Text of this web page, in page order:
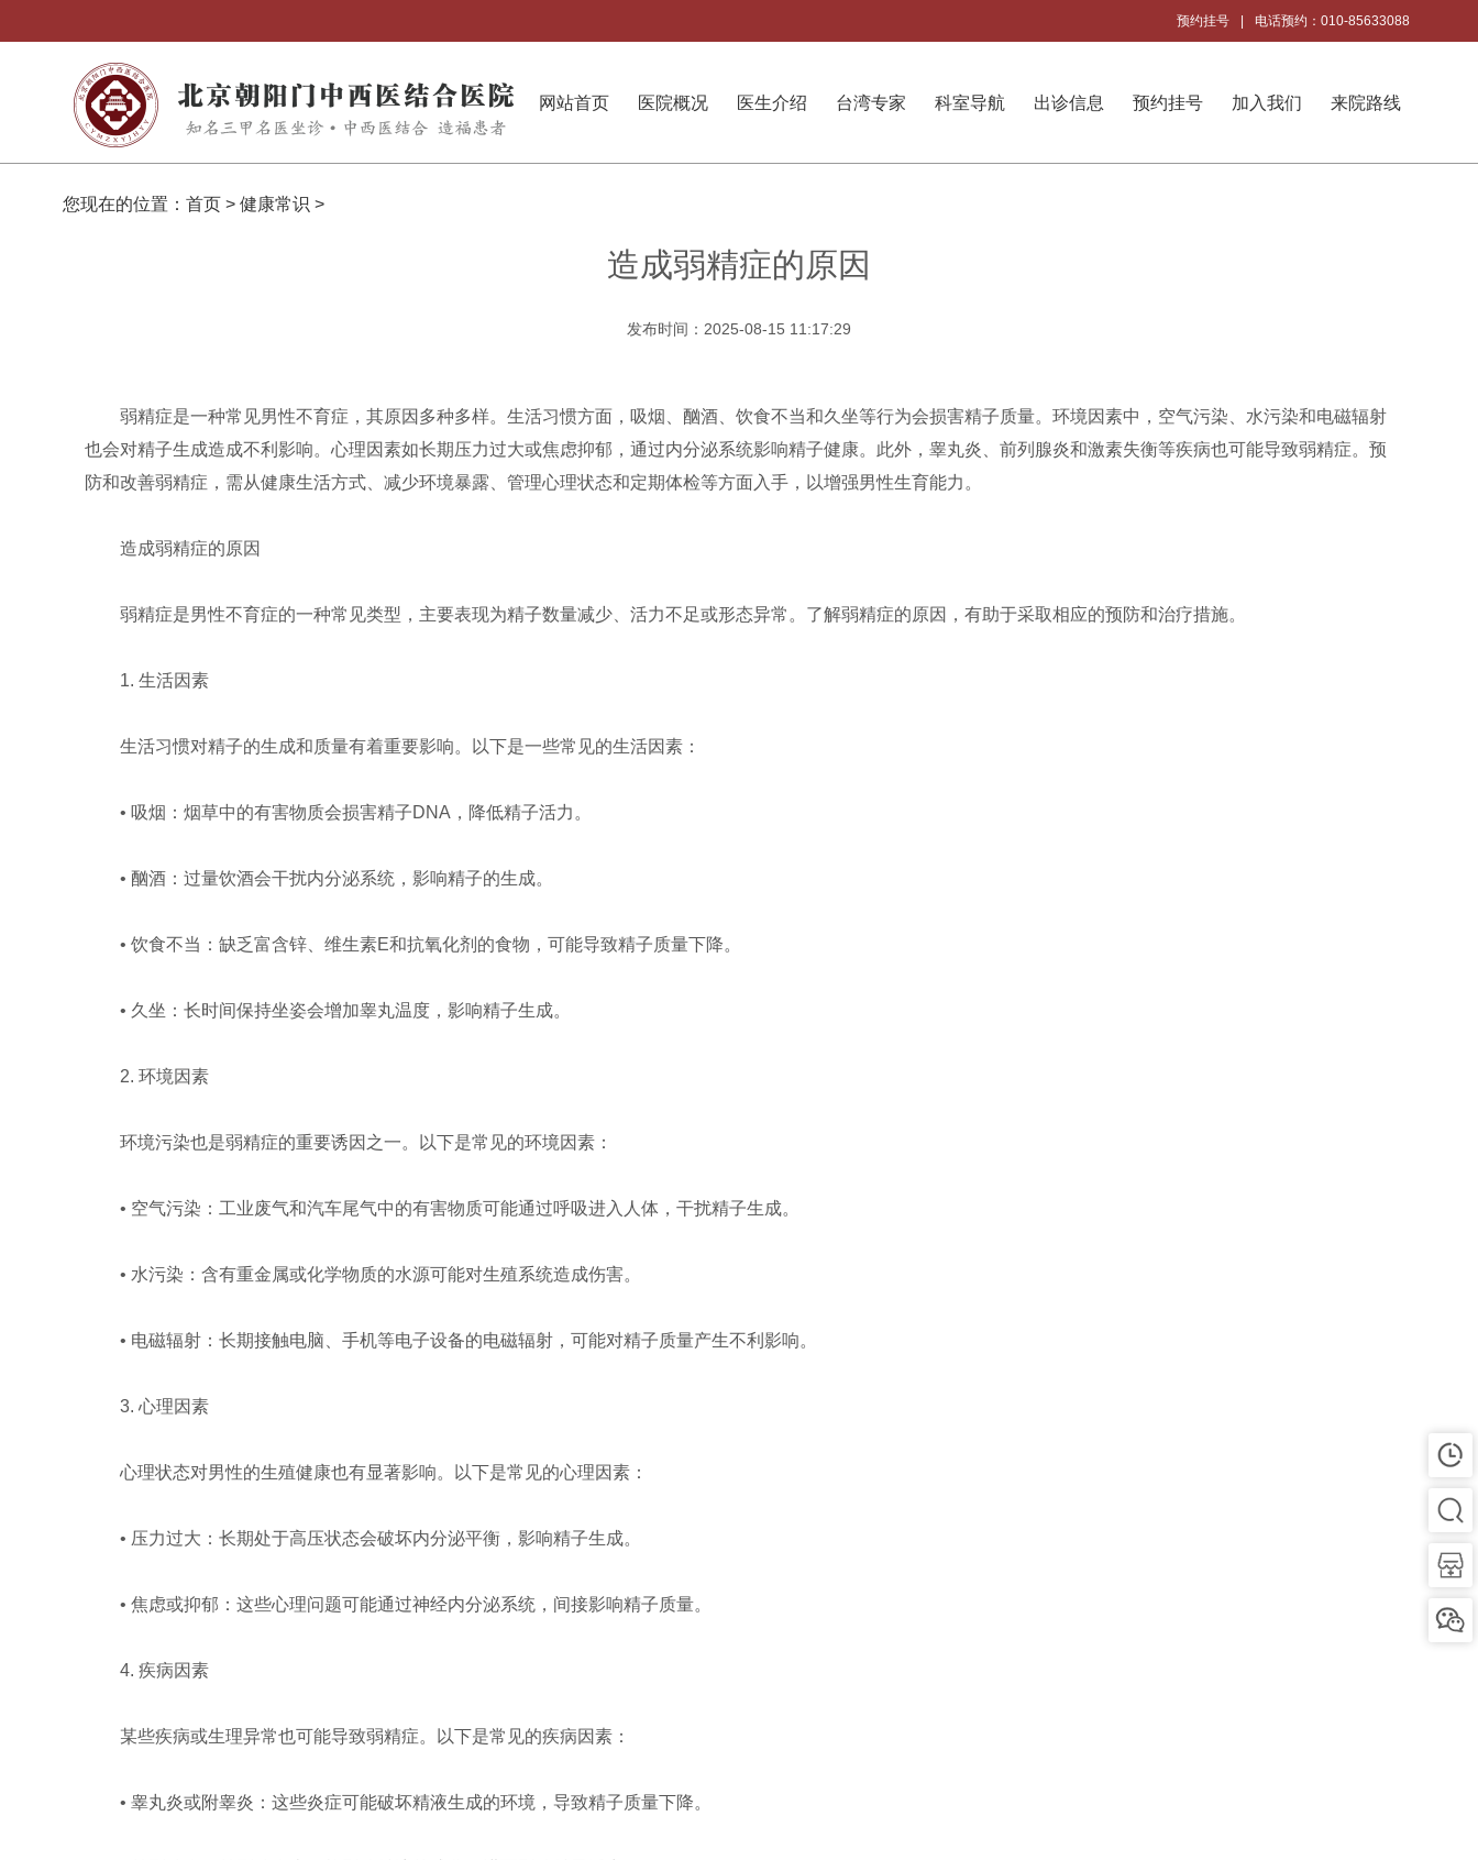
电话预约：010-85633088
预约挂号
网站首页 医院概况 医生介绍 台湾专家 科室导航 出诊信息 预约挂号 加入我们 来院路线
您现在的位置： 首页 > 健康常识 >
造成弱精症的原因
发布时间：2025-08-15 11:17:29
弱精症是一种常见男性不育症，其原因多种多样。生活习惯方面，吸烟、酗酒、饮食不当和久坐等行为会损害精子质量。环境因素中，空气污染、水污染和电磁辐射
也会对精子生成造成不利影响。心理因素如长期压力过大或焦虑抑郁，通过内分泌系统影响精子健康。此外，睾丸炎、前列腺炎和激素失衡等疾病也可能导致弱精症。预
防和改善弱精症，需从健康生活方式、减少环境暴露、管理心理状态和定期体检等方面入手，以增强男性生育能力。
造成弱精症的原因
弱精症是男性不育症的一种常见类型，主要表现为精子数量减少、活力不足或形态异常。了解弱精症的原因，有助于采取相应的预防和治疗措施。
1. 生活因素
生活习惯对精子的生成和质量有着重要影响。以下是一些常见的生活因素：
• 吸烟：烟草中的有害物质会损害精子DNA，降低精子活力。
• 酗酒：过量饮酒会干扰内分泌系统，影响精子的生成。
• 饮食不当：缺乏富含锌、维生素E和抗氧化剂的食物，可能导致精子质量下降。
• 久坐：长时间保持坐姿会增加睾丸温度，影响精子生成。
2. 环境因素
环境污染也是弱精症的重要诱因之一。以下是常见的环境因素：
• 空气污染：工业废气和汽车尾气中的有害物质可能通过呼吸进入人体，干扰精子生成。
• 水污染：含有重金属或化学物质的水源可能对生殖系统造成伤害。
• 电磁辐射：长期接触电脑、手机等电子设备的电磁辐射，可能对精子质量产生不利影响。
3. 心理因素
心理状态对男性的生殖健康也有显著影响。以下是常见的心理因素：
• 压力过大：长期处于高压状态会破坏内分泌平衡，影响精子生成。
• 焦虑或抑郁：这些心理问题可能通过神经内分泌系统，间接影响精子质量。
4. 疾病因素
某些疾病或生理异常也可能导致弱精症。以下是常见的疾病因素：
• 睾丸炎或附睾炎：这些炎症可能破坏精液生成的环境，导致精子质量下降。